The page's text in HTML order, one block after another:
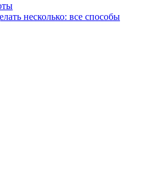
несколько: все способы